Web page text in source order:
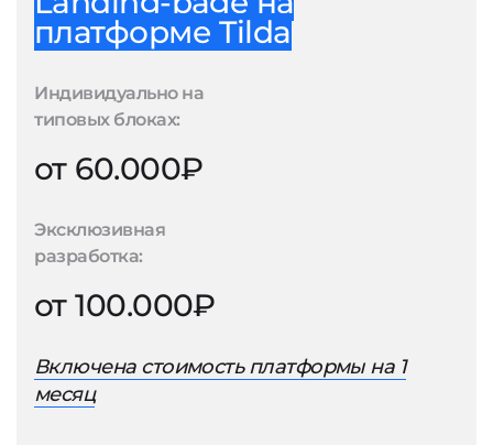
платформе Tilda
Индивидуально на
типовых блоках:
от 60.000₽
Эксклюзивная
разработка:
от 100.000₽
Включена стоимость платформы на 1
месяц